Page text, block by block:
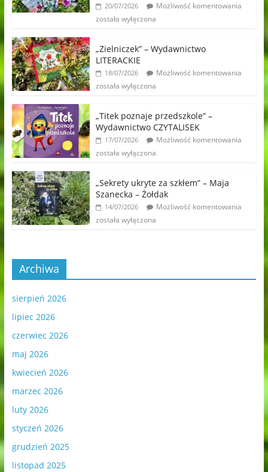
20/07/2026
Możliwość komentowania
została wyłączona
„Zielniczek” – Wydawnictwo
LITERACKIE
18/07/2026
Możliwość komentowania
została wyłączona
„Titek poznaje przedszkole” –
Wydawnictwo CZYTALISEK
17/07/2026
Możliwość komentowania
została wyłączona
„Sekrety ukryte za szkłem” – Maja
Szanecka – Żołdak
14/07/2026
Możliwość komentowania
została wyłączona
Archiwa
sierpień 2026
lipiec 2026
czerwiec 2026
maj 2026
kwiecień 2026
marzec 2026
luty 2026
styczeń 2026
grudzień 2025
listopad 2025